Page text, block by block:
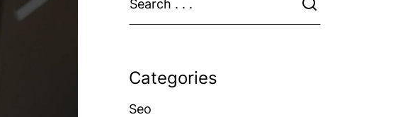
Categories
Seo